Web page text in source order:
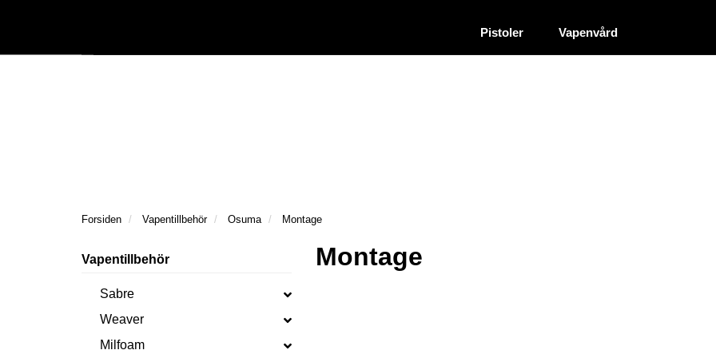
Pistoler Vapenvård
Forsiden Vapentillbehör Osuma Montage
Vapentillbehör
Sabre
Weaver
Milfoam
Montage